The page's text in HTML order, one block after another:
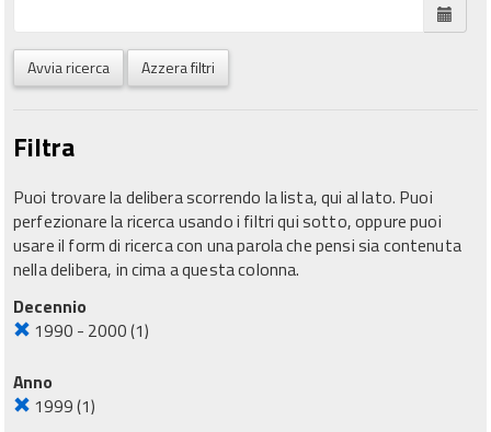
Avvia ricerca Azzera filtri
Filtra
Puoi trovare la delibera scorrendo la lista, qui al lato. Puoi
perfezionare la ricerca usando i filtri qui sotto, oppure puoi
usare il form di ricerca con una parola che pensi sia contenuta
nella delibera, in cima a questa colonna.
Decennio
1990 - 2000(1)
Anno
1999(1)